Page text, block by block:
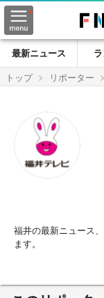
最新ニュース
トップ
リポーター
福井の最新ニュース
ます。